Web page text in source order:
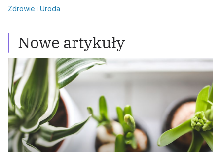
Zdrowie i Uroda
Nowe artykuły